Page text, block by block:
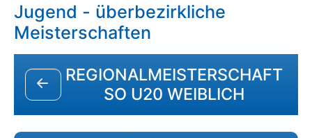
Jugend - überbezirkliche
Meisterschaften
REGIONALMEISTERSCHAFT
SO U20 WEIBLICH